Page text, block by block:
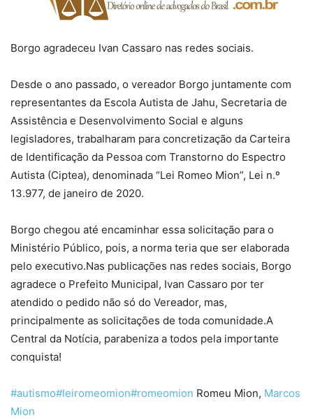
Borgo agradeceu Ivan Cassaro nas redes sociais.
Desde o ano passado, o vereador Borgo juntamente com
representantes da Escola Autista de Jahu, Secretaria de
Assistência e Desenvolvimento Social e alguns
legisladores, trabalharam para concretização da Carteira
de Identificação da Pessoa com Transtorno do Espectro
Autista (Ciptea), denominada “Lei Romeo Mion”, Lei n.º
13.977, de janeiro de 2020.
Borgo chegou até encaminhar essa solicitação para o
Ministério Público, pois, a norma teria que ser elaborada
pelo executivo.Nas publicações nas redes sociais, Borgo
agradece o Prefeito Municipal, Ivan Cassaro por ter
atendido o pedido não só do Vereador, mas,
principalmente as solicitações de toda comunidade.A
Central da Notícia, parabeniza a todos pela importante
conquista!
#autismo#leiromeomion#romeomion Romeu Mion, Marcos
Mion